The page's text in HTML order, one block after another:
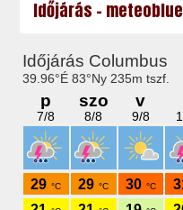
Időjárás - meteoblue